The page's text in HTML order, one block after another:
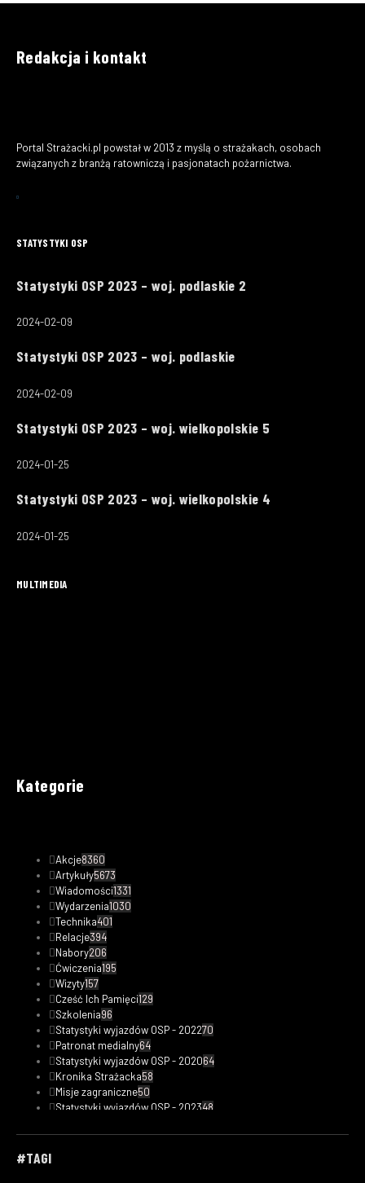
Redakcja i kontakt
Portal Strażacki.pl powstał w 2013 z myślą o strażakach, osobach
związanych z branżą ratowniczą i pasjonatach pożarnictwa.
STATYSTYKI OSP
Statystyki OSP 2023 – woj. podlaskie 2
2024-02-09
Statystyki OSP 2023 – woj. podlaskie
2024-02-09
Statystyki OSP 2023 – woj. wielkopolskie 5
2024-01-25
Statystyki OSP 2023 – woj. wielkopolskie 4
2024-01-25
MULTIMEDIA
Kategorie
Akcje8360
Artykuły5673
Wiadomości1331
Wydarzenia1030
Technika401
Relacje394
Nabory206
Ćwiczenia195
Wizyty157
Cześć Ich Pamięci129
Szkolenia96
Statystyki wyjazdów OSP - 202270
Patronat medialny64
Statystyki wyjazdów OSP - 202064
Kronika Strażacka58
Misje zagraniczne50
Statystyki wyjazdów OSP - 202348
Fotorelacje33
#TAGI